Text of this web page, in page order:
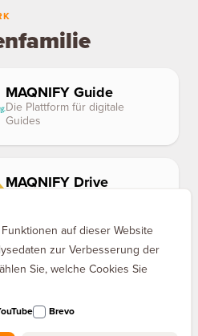
auf dieser Website
zur Verbesserung der
Sie, welche Cookies Sie
Brevo
MAQNIFY Guide
Die Plattform für digitale
Guides
MAQNIFY Drive